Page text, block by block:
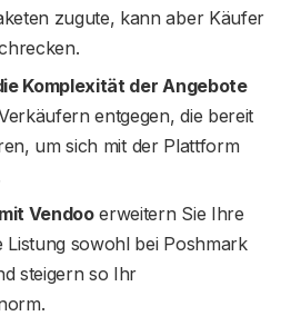
zugute, kann aber Käufer
Komplexität der Angebote
entgegen, die bereit
um sich mit der Plattform
Vendooerweitern Sie Ihre
Listung sowohl bei Poshmark
steigern so Ihr